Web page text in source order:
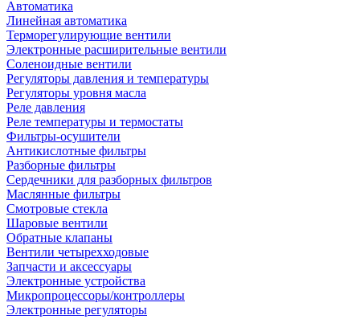
Автоматика
Линейная автоматика
Терморегулирующие вентили
Электронные расширительные вентили
Соленоидные вентили
Регуляторы давления и температуры
Регуляторы уровня масла
Реле давления
Реле температуры и термостаты
Фильтры-осушители
Антикислотные фильтры
Разборные фильтры
Сердечники для разборных фильтров
Маслянные фильтры
Смотровые стекла
Шаровые вентили
Обратные клапаны
Вентили четырехходовые
Запчасти и аксессуары
Электронные устройства
Микропроцессоры/контроллеры
Электронные регуляторы